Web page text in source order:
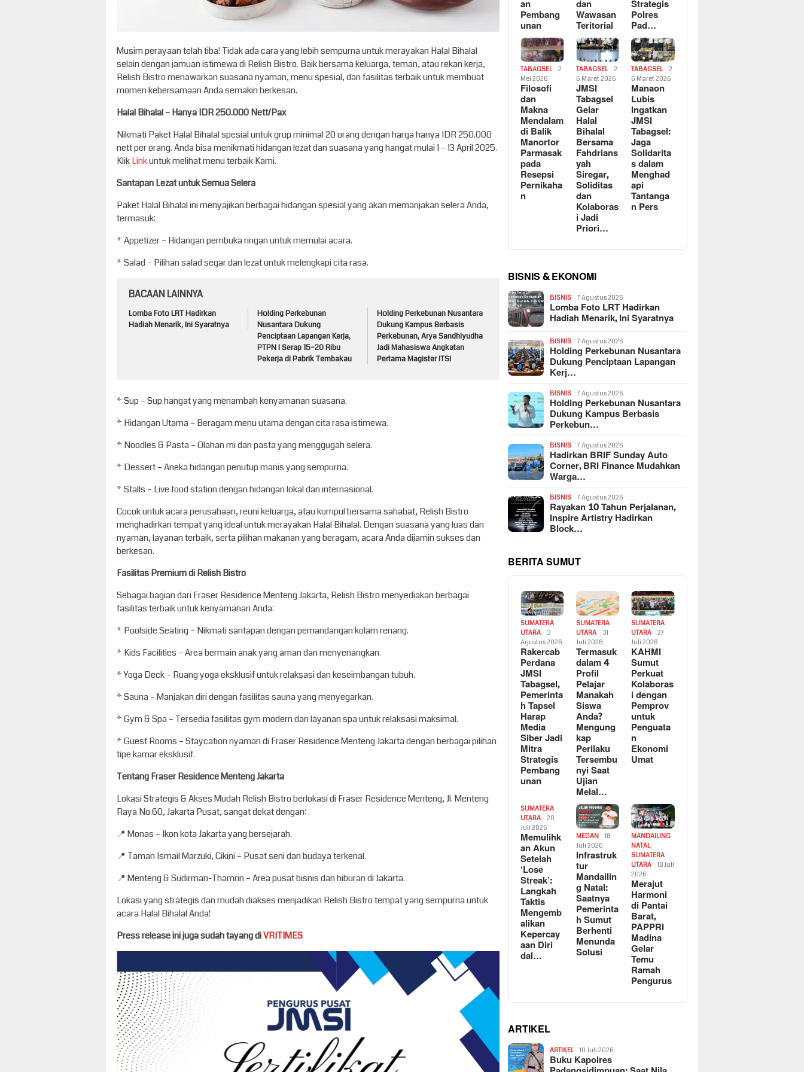
Musim perayaan telah tiba! Tidak ada cara yang lebih sempurna untuk merayakan Halal Bihalal
selain dengan jamuan istimewa di Relish Bistro. Baik bersama keluarga, teman, atau rekan kerja,
Relish Bistro menawarkan suasana nyaman, menu spesial, dan fasilitas terbaik untuk membuat
momen kebersamaan Anda semakin berkesan.
Halal Bihalal – Hanya IDR 250.000 Nett/Pax
Nikmati Paket Halal Bihalal spesial untuk grup minimal 20 orang dengan harga hanya IDR 250.000
nett per orang. Anda bisa menikmati hidangan lezat dan suasana yang hangat mulai 1 – 13 April 2025.
KlikLinkuntuk melihat menu terbaik Kami.
Santapan Lezat untuk Semua Selera
Paket Halal Bihalal ini menyajikan berbagai hidangan spesial yang akan memanjakan selera Anda,
termasuk:
* Appetizer – Hidangan pembuka ringan untuk memulai acara.
* Salad – Pilihan salad segar dan lezat untuk melengkapi cita rasa.
BACAAN LAINNYA
Lomba Foto LRT Hadirkan
Hadiah Menarik, Ini Syaratnya
Holding Perkebunan
Nusantara Dukung
Penciptaan Lapangan Kerja,
PTPN I Serap 15–20 Ribu
Pekerja di Pabrik Tembakau
Holding Perkebunan Nusantara
Dukung Kampus Berbasis
Perkebunan, Arya Sandhiyudha
Jadi Mahasiswa Angkatan
Pertama Magister ITSI
* Sup – Sup hangat yang menambah kenyamanan suasana.
* Hidangan Utama – Beragam menu utama dengan cita rasa istimewa.
* Noodles & Pasta – Olahan mi dan pasta yang menggugah selera.
* Dessert – Aneka hidangan penutup manis yang sempurna.
* Stalls – Live food station dengan hidangan lokal dan internasional.
Cocok untuk acara perusahaan, reuni keluarga, atau kumpul bersama sahabat, Relish Bistro
menghadirkan tempat yang ideal untuk merayakan Halal Bihalal. Dengan suasana yang luas dan
nyaman, layanan terbaik, serta pilihan makanan yang beragam, acara Anda dijamin sukses dan
berkesan.
Fasilitas Premium di Relish Bistro
Sebagai bagian dari Fraser Residence Menteng Jakarta, Relish Bistro menyediakan berbagai
fasilitas terbaik untuk kenyamanan Anda:
* Poolside Seating – Nikmati santapan dengan pemandangan kolam renang.
* Kids Facilities – Area bermain anak yang aman dan menyenangkan.
* Yoga Deck – Ruang yoga eksklusif untuk relaksasi dan keseimbangan tubuh.
* Sauna – Manjakan diri dengan fasilitas sauna yang menyegarkan.
* Gym & Spa – Tersedia fasilitas gym modern dan layanan spa untuk relaksasi maksimal.
* Guest Rooms – Staycation nyaman di Fraser Residence Menteng Jakarta dengan berbagai pilihan
tipe kamar eksklusif.
Tentang Fraser Residence Menteng Jakarta
Lokasi Strategis & Akses Mudah Relish Bistro berlokasi di Fraser Residence Menteng, Jl. Menteng
Raya No.60, Jakarta Pusat, sangat dekat dengan:
📍 Monas – Ikon kota Jakarta yang bersejarah.
📍 Taman Ismail Marzuki, Cikini – Pusat seni dan budaya terkenal.
📍 Menteng & Sudirman-Thamrin – Area pusat bisnis dan hiburan di Jakarta.
Lokasi yang strategis dan mudah diakses menjadikan Relish Bistro tempat yang sempurna untuk
acara Halal Bihalal Anda!
Press release ini juga sudah tayang diVRITIMES
an
Pembang
unan
dan
Wawasan
Teritorial
Strategis
Polres
Pad…
TABAGSEL
2
Mei 2026
Filosofi
dan
Makna
Mendalam
di Balik
Manortor
Parmasak
pada
Resepsi
Pernikaha
n
TABAGSEL
2
6 Maret 2026
JMSI
Tabagsel
Gelar
Halal
Bihalal
Bersama
Fahdrians
yah
Siregar,
Soliditas
dan
Kolaboras
i Jadi
Priori…
TABAGSEL
2
6 Maret 2026
Manaon
Lubis
Ingatkan
JMSI
Tabagsel:
Jaga
Solidarita
s dalam
Menghad
api
Tantanga
n Pers
BISNIS & EKONOMI
BISNIS 7 Agustus 2026
Lomba Foto LRT Hadirkan
Hadiah Menarik, Ini Syaratnya
BISNIS 7 Agustus 2026
Holding Perkebunan Nusantara
Dukung Penciptaan Lapangan
Kerj…
BISNIS 7 Agustus 2026
Holding Perkebunan Nusantara
Dukung Kampus Berbasis
Perkebun…
BISNIS 7 Agustus 2026
Hadirkan BRIF Sunday Auto
Corner, BRI Finance Mudahkan
Warga…
BISNIS 7 Agustus 2026
Rayakan 10 Tahun Perjalanan,
Inspire Artistry Hadirkan
Block…
BERITA SUMUT
SUMATERA
UTARA
3
Agustus 2026
Rakercab
Perdana
JMSI
Tabagsel,
Pemerinta
h Tapsel
Harap
Media
Siber Jadi
Mitra
Strategis
Pembang
unan
SUMATERA
UTARA
31
Juli 2026
Termasuk
dalam 4
Profil
Pelajar
Manakah
Siswa
Anda?
Mengung
kap
Perilaku
Tersembu
nyi Saat
Ujian
Melal…
SUMATERA
UTARA
27
Juli 2026
KAHMI
Sumut
Perkuat
Kolaboras
i dengan
Pemprov
untuk
Penguata
n
Ekonomi
Umat
SUMATERA
UTARA
20
Juli 2026
Memulihk
an Akun
Setelah
‘Lose
Streak’:
Langkah
Taktis
Mengemb
alikan
Kepercay
aan Diri
dal…
MEDAN
18
Juli 2026
Infrastruk
tur
Mandailin
g Natal:
Saatnya
Pemerinta
h Sumut
Berhenti
Menunda
Solusi
MANDAILING
NATAL,
SUMATERA
UTARA
18 Juli
2026
Merajut
Harmoni
di Pantai
Barat,
PAPPRI
Madina
Gelar
Temu
Ramah
Pengurus
ARTIKEL
ARTIKEL 10 Juli 2026
Buku Kapolres